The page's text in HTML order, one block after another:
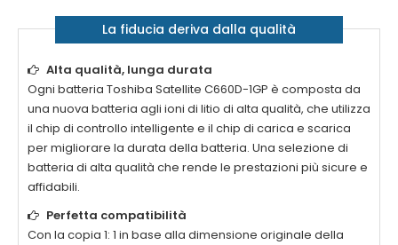
La fiducia deriva dalla qualità
Alta qualità, lunga durata
Ogni batteria Toshiba Satellite C660D-1GP è composta da
una nuova batteria agli ioni di litio di alta qualità, che utilizza
il chip di controllo intelligente e il chip di carica e scarica
per migliorare la durata della batteria. Una selezione di
batteria di alta qualità che rende le prestazioni più sicure e
affidabili.
Perfetta compatibilità
Con la copia 1: 1 in base alla dimensione originale della